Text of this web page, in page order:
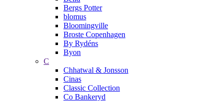
Bergs Potter
blomus
Bloomingville
Broste Copenhagen
By Rydéns
Byon
C
Chhatwal & Jonsson
Cinas
Classic Collection
Co Bankeryd